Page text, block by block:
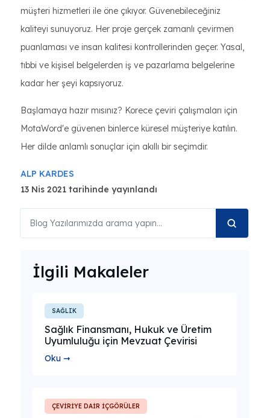
müşteri hizmetleri ile öne çıkıyor. Güvenebileceğiniz
kaliteyi sunuyoruz. Her proje gerçek zamanlı çevirmen
puanlaması ve insan kalitesi kontrollerinden geçer. Yasal,
tıbbi ve kişisel belgelerden iş ve pazarlama belgelerine
kadar her şeyi kapsıyoruz.
Başlamaya hazır mısınız? Korece çeviri çalışmaları için
MotaWord'e güvenen binlerce küresel müşteriye katılın.
Her dilde anlamlı sonuçlar için akıllı bir seçimdir.
ALP KARDES
13 Nis 2021 tarihinde yayınlandı
İlgili Makaleler
SAĞLIK
Sağlık Finansmanı, Hukuk ve Üretim
Uyumluluğu için Mevzuat Çevirisi
Oku ➞
ÇEVİRİYE DAİR İÇGÖRÜLER